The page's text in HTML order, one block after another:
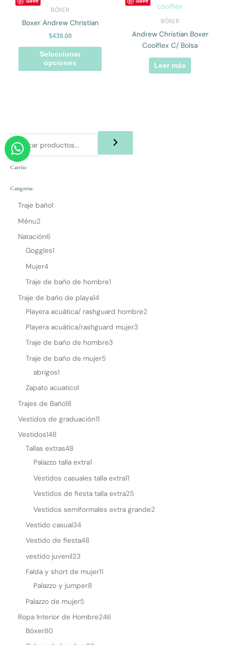
W
h
a
t
s
a
p
p
Carrito
Categorías
Traje baño1
Ménu2
Natación6
Goggles1
Mujer4
Traje de baño de hombre1
Traje de baño de playa14
Playera acuática/ rashguard hombre2
Playera acuática/rashguard mujer3
Traje de baño de hombre3
Traje de baño de mujer5
abrigos1
Zapato acuatico1
Trajes de Baño18
Vestidos de graduación11
Vestidos148
Tallas extras48
Palazzo talla extra1
Vestidos casuales talla extra11
Vestidos de fiesta talla extra25
Vestidos semiformales extra grande2
Vestido casual34
Vestido de fiesta48
vestido juvenil23
Falda y short de mujer11
Palazzo y jumper8
Palazzo de mujer5
Ropa Interior de Hombre246
Bóxer80
BÓXER
Boxer Andrew Christian
$439.00
Seleccionar
opciones
producto
Las
se
página
producto
BÓXER
Andrew Christian Boxer
Coolflex C/ Bolsa
Leer más